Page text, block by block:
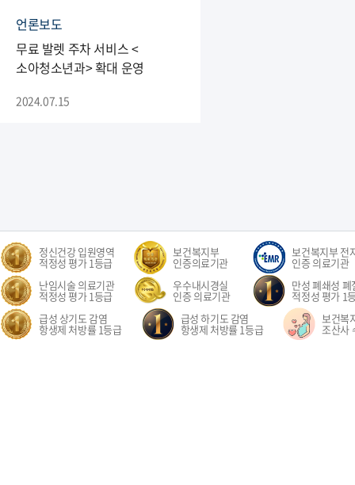
언론보도
무료 발렛 주차 서비스 <
소아청소년과> 확대 운영
2024.07.15
정신건강 입원영역
적정성 평가 1등급
보건복지부
인증의료기관
보건복지부 전
인증 의료기관
난임시술 의료기관
적정성 평가 1등급
우수내시경실
인증 의료기관
만성 폐쇄성
적정성 평가 1
급성 상기도 감염
항생제 처방률 1등급
급성 하기도 감염
항생제 처방률 1등급
보건복
조산사